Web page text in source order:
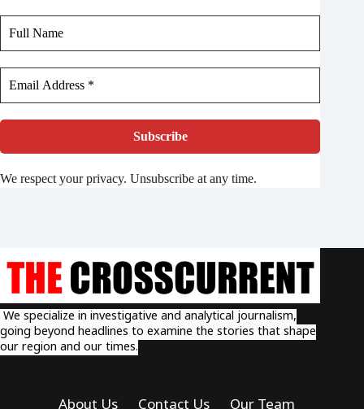
We respect your privacy. Unsubscribe at any time.
We specialize in investigative and analytical journalism,
going beyond headlines to examine the stories that shape
our region and our times.
About Us Contact Us Our Team